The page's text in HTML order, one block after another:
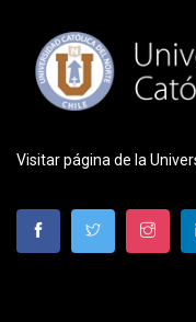
Visitar página de la